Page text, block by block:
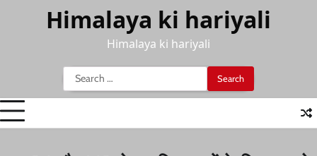
Himalaya ki hariyali
Himalaya ki hariyali
Search
for: